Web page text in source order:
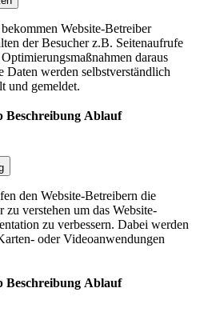
Website-Betreiber
der Besucher z.B. Seitenaufrufe
daraus
Daten werden selbstverständlich
und gemeldet.
Beschreibung Ablauf
den Website-Betreibern die
zu verstehen um das Website-
zu verbessern. Dabei werden
oder Videoanwendungen
Beschreibung Ablauf